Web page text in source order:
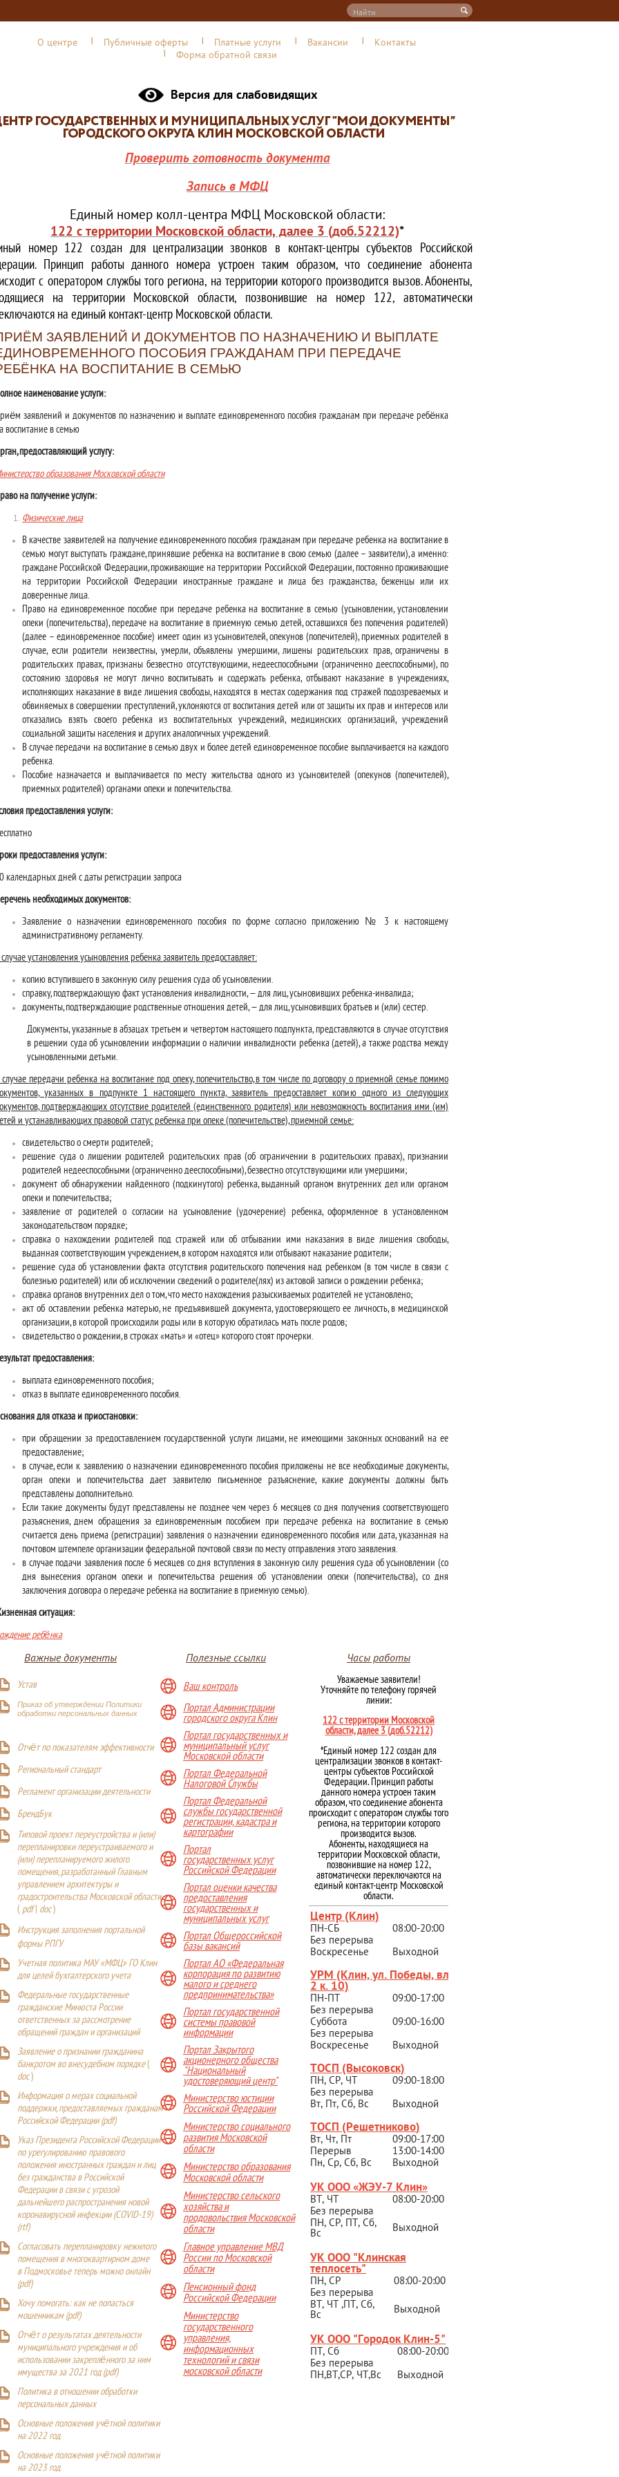
О центре Публичные оферты Платные услуги Вакансии
Контакты
Форма обратной связи
Версия для слабовидящих
Проверить готовность документа
Запись в МФЦ
Единый номер колл-центра МФЦ Московской области:
122 с территории Московской области, далее 3 (доб.52212)*
номер 122 создан для централизации звонков в контакт-центры субъектов Российской
Принцип работы данного номера устроен таким образом, что соединение абонента
с оператором службы того региона, на территории которого производится вызов. Абоненты,
на территории Московской области, позвонившие на номер 122, автоматически
на единый контакт-центр Московской области.
ЗАЯВЛЕНИЙ И ДОКУМЕНТОВ ПО НАЗНАЧЕНИЮ И ВЫПЛАТЕ
ПОСОБИЯ ГРАЖДАНАМ ПРИ ПЕРЕДАЧЕ
НА ВОСПИТАНИЕ В СЕМЬЮ
наименование услуги:
заявлений и документов по назначению и выплате единовременного пособия гражданам при передаче ребёнка
воспитание в семью
предоставляющий услугу:
образования Московской области
на получение услуги:
Физические лица
В качестве заявителей на получение единовременного пособия гражданам при передаче ребенка на воспитание в
семью могут выступать граждане, принявшие ребенка на воспитание в свою семью (далее – заявители), а именно:
граждане Российской Федерации, проживающие на территории Российской Федерации, постоянно проживающие
на территории Российской Федерации иностранные граждане и лица без гражданства, беженцы или их
доверенные лица.
Право на единовременное пособие при передаче ребенка на воспитание в семью (усыновлении, установлении
опеки (попечительства), передаче на воспитание в приемную семью детей, оставшихся без попечения родителей)
(далее – единовременное пособие) имеет один из усыновителей, опекунов (попечителей), приемных родителей в
случае, если родители неизвестны, умерли, объявлены умершими, лишены родительских прав, ограничены в
родительских правах, признаны безвестно отсутствующими, недееспособными (ограниченно дееспособными), по
состоянию здоровья не могут лично воспитывать и содержать ребенка, отбывают наказание в учреждениях,
исполняющих наказание в виде лишения свободы, находятся в местах содержания под стражей подозреваемых и
обвиняемых в совершении преступлений, уклоняются от воспитания детей или от защиты их прав и интересов или
отказались взять своего ребенка из воспитательных учреждений, медицинских организаций, учреждений
социальной защиты населения и других аналогичных учреждений.
В случае передачи на воспитание в семью двух и более детей единовременное пособие выплачивается на каждого
ребенка.
Пособие назначается и выплачивается по месту жительства одного из усыновителей (опекунов (попечителей),
приемных родителей) органами опеки и попечительства.
предоставления услуги:
предоставления услуги:
календарных дней с даты регистрации запроса
необходимых документов:
Заявление о назначении единовременного пособия по форме согласно приложению № 3 к настоящему
административному регламенту.
установления усыновления ребенка заявитель предоставляет:
копию вступившего в законную силу решения суда об усыновлении.
справку, подтверждающую факт установления инвалидности, — для лиц, усыновивших ребенка-инвалида;
документы, подтверждающие родственные отношения детей, — для лиц, усыновивших братьев и (или) сестер.
Документы, указанные в абзацах третьем и четвертом настоящего подпункта, представляются в случае отсутствия
в решении суда об усыновлении информации о наличии инвалидности ребенка (детей), а также родства между
усыновленными детьми.
передачи ребенка на воспитание под опеку, попечительство, в том числе по договору о приемной семье помимо
указанных в подпункте 1 настоящего пункта, заявитель предоставляет копию одного из следующих
подтверждающих отсутствие родителей (единственного родителя) или невозможность воспитания ими (им)
и устанавливающих правовой статус ребенка при опеке (попечительстве), приемной семье:
свидетельство о смерти родителей;
решение суда о лишении родителей родительских прав (об ограничении в родительских правах), признании
родителей недееспособными (ограниченно дееспособными), безвестно отсутствующими или умершими;
документ об обнаружении найденного (подкинутого) ребенка, выданный органом внутренних дел или органом
опеки и попечительства;
заявление от родителей о согласии на усыновление (удочерение) ребенка, оформленное в установленном
законодательством порядке;
справка о нахождении родителей под стражей или об отбывании ими наказания в виде лишения свободы,
выданная соответствующим учреждением, в котором находятся или отбывают наказание родители;
решение суда об установлении факта отсутствия родительского попечения над ребенком (в том числе в связи с
болезнью родителей) или об исключении сведений о родителе(лях) из актовой записи о рождении ребенка;
справка органов внутренних дел о том, что место нахождения разыскиваемых родителей не установлено;
акт об оставлении ребенка матерью, не предъявившей документа, удостоверяющего ее личность, в медицинской
организации, в которой происходили роды или в которую обратилась мать после родов;
свидетельство о рождении, в строках «мать» и «отец» которого стоят прочерки.
предоставления:
выплата единовременного пособия;
отказ в выплате единовременного пособия.
для отказа и приостановки:
при обращении за предоставлением государственной услуги лицами, не имеющими законных оснований на ее
предоставление;
в случае, если к заявлению о назначении единовременного пособия приложены не все необходимые документы,
орган опеки и попечительства дает заявителю письменное разъяснение, какие документы должны быть
представлены дополнительно.
Если такие документы будут представлены не позднее чем через 6 месяцев со дня получения соответствующего
разъяснения, днем обращения за единовременным пособием при передаче ребенка на воспитание в семью
считается день приема (регистрации) заявления о назначении единовременного пособия или дата, указанная на
почтовом штемпеле организации федеральной почтовой связи по месту отправления этого заявления.
в случае подачи заявления после 6 месяцев со дня вступления в законную силу решения суда об усыновлении (со
дня вынесения органом опеки и попечительства решения об установлении опеки (попечительства), со дня
заключения договора о передаче ребенка на воспитание в приемную семью).
ситуация:
ребёнка
Важные документы
Устав
Приказ об утверждении Политики
обработки персональных данных
Отчёт по показателям эффективности
Региональный стандарт
Регламент организации деятельности
БрендБук
Типовой проект переустройства и (или)
перепланировки переустраиваемого и
(или) перепланируемого жилого
помещения, разработанный Главным
управлением архитектуры и
градостроительства Московской области
(pdf| doc)
Инструкция заполнения портальной
формы РПГУ
Учетная политика МАУ «МФЦ» ГО Клин
для целей бухгалтерского учета
Федеральные государственные
гражданские Минюста России
ответственных за рассмотрение
обращений граждан и организаций
Заявление о признании гражданина
банкротом во внесудебном порядке(
doc)
Информация о мерах социальной
поддержки, предоставляемых гражданам
Российской Федерации (pdf)
Указ Президента Российской Федерации
по урегулированию правового
положения иностранных граждан и лиц
без гражданства в Российской
Федерации в связи с угрозой
дальнейшего распространения новой
коронавирусной инфекции (COVID-19)
(rtf)
Согласовать перепланировку нежилого
помещения в многоквартирном доме
в Подмосковье теперь можно онлайн
(pdf)
Хочу помогать: как не попасться
мошенникам (pdf)
Отчёт о результатах деятельности
муниципального учреждения и об
использовании закреплённого за ним
имущества за 2021 год (pdf)
Политика в отношении обработки
персональных данных
Основные положения учётной политики
на 2022 год
Основные положения учётной политики
на 2023 год
Полезные ссылки
Ваш контроль
Портал Администрации
городского округа Клин
Портал государственных и
муниципальный услуг
Московской области
Портал Федеральной
Налоговой Службы
Портал Федеральной
службы государственной
регистрации, кадастра и
картографии
Портал
государственных услуг
Российской Федерации
Портал оценки качества
предоставления
государственных и
муниципальных услуг
Портал Общероссийской
базы вакансий
Портал АО «Федеральная
корпорация по развитию
малого и среднего
предпринимательства»
Портал государственной
системы правовой
информации
Портал Закрытого
акционерного общества
"Национальный
удостоверяющий центр"
Министерство юстиции
Российской Федерации
Министерство социального
развития Московской
области
Министерство образования
Московской области
Министерство сельского
хозяйства и
продовольствия Московской
области
Главное управление МВД
России по Московской
области
Пенсионный фонд
Российской Федерации
Министерство
государственного
управления,
информационных
технологий и связи
московской области
Часы работы
Уважаемые заявители!
Уточняйте по телефону горячей
линии:
122 с территории Московской
области, далее 3 (доб.52212)
*Единый номер 122 создан для
централизации звонков в контакт-
центры субъектов Российской
Федерации. Принцип работы
данного номера устроен таким
образом, что соединение абонента
происходит с оператором службы того
региона, на территории которого
производится вызов.
Абоненты, находящиеся на
территории Московской области,
позвонившие на номер 122,
автоматически переключаются на
единый контакт-центр Московской
области.
Центр (Клин)
ПН-СБ
08:00-20:00
Без перерыва
Воскресенье
Выходной
УРМ (Клин, ул. Победы, вл.
2 к. 10)
ПН-ПТ
09:00-17:00
Без перерыва
Суббота
09:00-16:00
Без перерыва
Воскресенье
Выходной
ТОСП (Высоковск)
ПН, СР, ЧТ
09:00-18:00
Без перерыва
Вт, Пт, Сб, Вс
Выходной
ТОСП (Решетниково)
Вт, Чт, Пт
09:00-17:00
Перерыв
13:00-14:00
Пн, Ср, Сб, Вс
Выходной
УК ООО «ЖЭУ-7 Клин»
ВТ, ЧТ
08:00-20:00
Без перерыва
ПН, СР, ПТ, Сб,
Вс Выходной
УК ООО "Клинская
теплосеть"
ПН, СР
08:00-20:00
Без перерыва
ВТ, ЧТ ,ПТ, Сб,
Вс Выходной
УК ООО "Городок Клин-5"
ПТ, Сб
08:00-20:00
Без перерыва
ПН,ВТ,СР, ЧТ,Вс Выходной